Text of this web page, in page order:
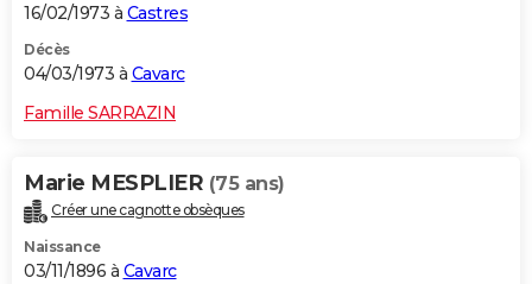
16/02/1973 à Castres
Décès
04/03/1973 à Cavarc
Famille SARRAZIN
Marie MESPLIER (75 ans)
Créer une cagnotte obsèques
Naissance
03/11/1896 à Cavarc